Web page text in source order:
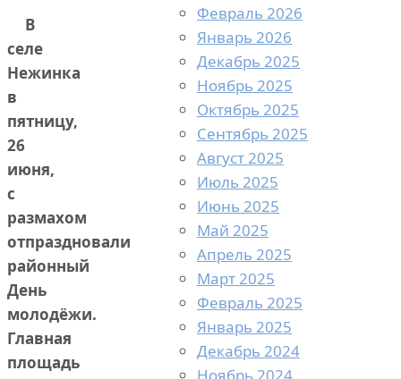
В
селе
Нежинка
в
пятницу,
26
июня,
с
размахом
отпраздновали
районный
День
молодёжи.
Главная
площадь
Февраль 2026
Январь 2026
Декабрь 2025
Ноябрь 2025
Октябрь 2025
Сентябрь 2025
Август 2025
Июль 2025
Июнь 2025
Май 2025
Апрель 2025
Март 2025
Февраль 2025
Январь 2025
Декабрь 2024
Ноябрь 2024